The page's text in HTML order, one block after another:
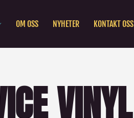
OM OSS NYHETER KONTAKT OSS
VINYL